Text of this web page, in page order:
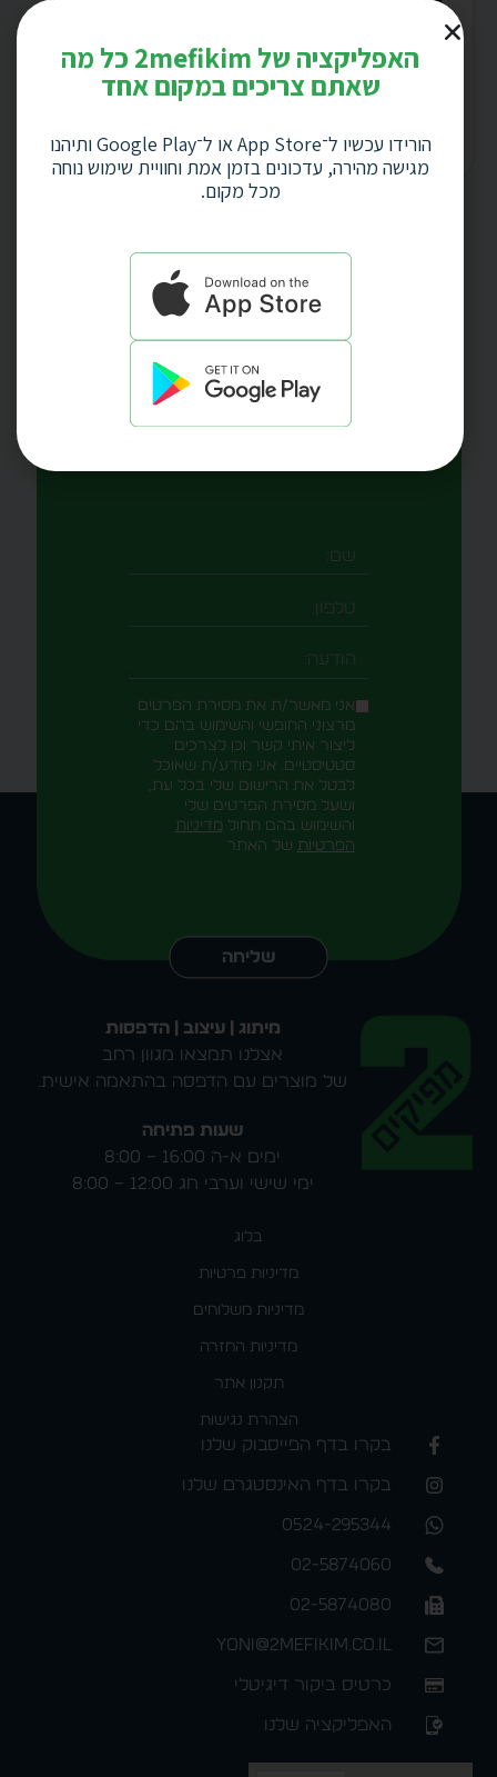
כובע גרב צמר “LIGHT
עם תאורת לד SMD
נטענת בעזרת USB
דגם CH-4397
שאלות, רעיונות למוצר
כאן לשירותך
השאירו פרטים ונציג שלנו יחזור
אני מאשר/ת את מסירת הפרטים
מרצוני החופשי והשימוש בהם כדי
ליצור איתי קשר וכן לצרכים
סטטיסטיים. אני מודע/ת שאוכל
לבטל את הרישום שלי בכל עת,
ושעל מסירת הפרטים שלי
והשימוש בהם תחול מדיניות
הפרטיות של האתר
שליחה
מיתוג | עיצוב | הדפסות
אצלנו תמצאו מגוון רחב
של מוצרים עם הדפסה בהתאמה אישית.
שעות פתיחה
ימים א-ה 16:00 – 8:00
ימי שישי וערבי חג 12:00 – 8:00
בלוג
מדיניות פרטיות
מדיניות משלוחים
מדיניות החזרה
תקנון אתר
הצהרת נגישות
בקרו בדף הפייסבוק שלנו
בקרו בדף האינסטגרם שלנו
0524-295344
02-5874060
02-5874080
yoni@2mefikim.co.il
כרטיס ביקור דיגיטלי
האפליקציה שלנו
האפליקציה של 2mefikim כל מה
שאתם צריכים במקום אחד
הורידו עכשיו ל־App Store או ל־Google Play ותיהנו
מגישה מהירה, עדכונים בזמן אמת וחוויית שימוש נוחה
מכל מקום.